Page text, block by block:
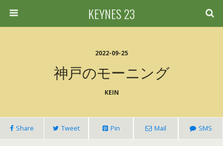
KEYNES 23
2022-09-25
神戸のモーニング
KEIN
Share Tweet Pin Mail SMS